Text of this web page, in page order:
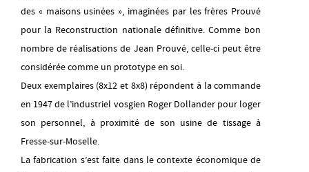
des « maisons usinées », imaginées par les frères Prouvé
pour la Reconstruction nationale définitive. Comme bon
nombre de réalisations de Jean Prouvé, celle-ci peut être
considérée comme un prototype en soi.
Deux exemplaires (8x12 et 8x8) répondent à la commande
en 1947 de l’industriel vosgien Roger Dollander pour loger
son personnel, à proximité de son usine de tissage à
Fresse-sur-Moselle.
La fabrication s’est faite dans le contexte économique de